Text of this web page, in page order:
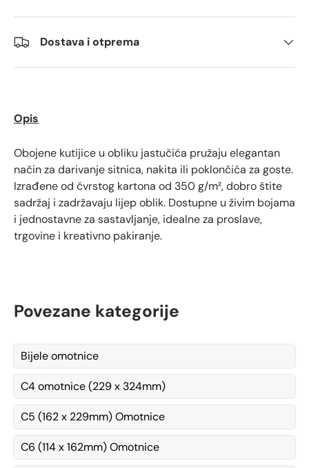
Dostava i otprema
Opis
Obojene kutijice u obliku jastučića pružaju elegantan
način za darivanje sitnica, nakita ili poklončića za goste.
Izrađene od čvrstog kartona od 350 g/m², dobro štite
sadržaj i zadržavaju lijep oblik. Dostupne u živim bojama
i jednostavne za sastavljanje, idealne za proslave,
trgovine i kreativno pakiranje.
Povezane kategorije
Bijele omotnice
C4 omotnice (229 x 324mm)
C5 (162 x 229mm) Omotnice
C6 (114 x 162mm) Omotnice